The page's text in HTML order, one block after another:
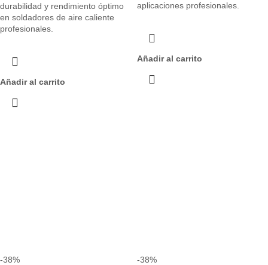
durabilidad y rendimiento óptimo
en soldadores de aire caliente
profesionales.
Añadir al carrito
aplicaciones profesionales.
Añadir al carrito
-38% -38%